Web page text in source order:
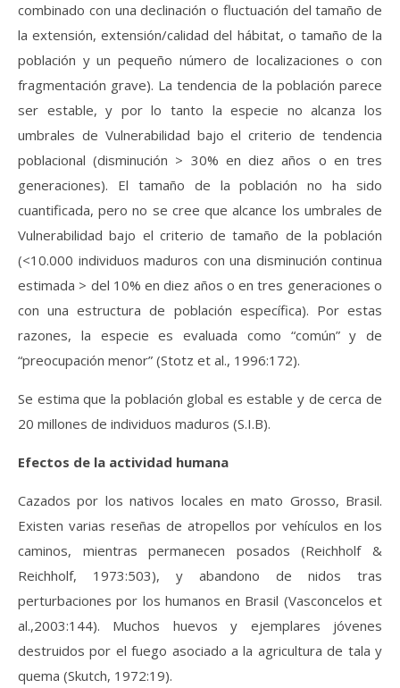
combinado con una declinación o fluctuación del tamaño de
la extensión, extensión/calidad del hábitat, o tamaño de la
población y un pequeño número de localizaciones o con
fragmentación grave). La tendencia de la población parece
ser estable, y por lo tanto la especie no alcanza los
umbrales de Vulnerabilidad bajo el criterio de tendencia
poblacional (disminución > 30% en diez años o en tres
generaciones). El tamaño de la población no ha sido
cuantificada, pero no se cree que alcance los umbrales de
Vulnerabilidad bajo el criterio de tamaño de la población
(<10.000 individuos maduros con una disminución continua
estimada > del 10% en diez años o en tres generaciones o
con una estructura de población específica). Por estas
razones, la especie es evaluada como “común” y de
“preocupación menor” (Stotz et al., 1996:172).
Se estima que la población global es estable y de cerca de
20 millones de individuos maduros (S.I.B).
Efectos de la actividad humana
Cazados por los nativos locales en mato Grosso, Brasil.
Existen varias reseñas de atropellos por vehículos en los
caminos, mientras permanecen posados (Reichholf &
Reichholf, 1973:503), y abandono de nidos tras
perturbaciones por los humanos en Brasil (Vasconcelos et
al.,2003:144). Muchos huevos y ejemplares jóvenes
destruidos por el fuego asociado a la agricultura de tala y
quema (Skutch, 1972:19).